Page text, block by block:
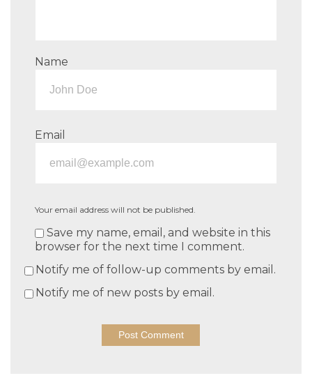
Name
Email
Your email address will not be published.
Save my name, email, and website in this
browser for the next time I comment.
Notify me of follow-up comments by email.
Notify me of new posts by email.